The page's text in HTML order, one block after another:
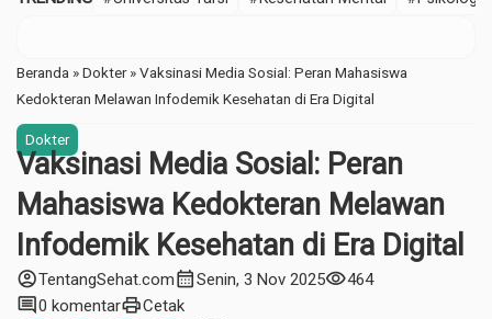
Beranda »Dokter»Vaksinasi Media Sosial: Peran Mahasiswa
Kedokteran Melawan Infodemik Kesehatan di Era Digital
Dokter
Vaksinasi Media Sosial: Peran
Mahasiswa Kedokteran Melawan
Infodemik Kesehatan di Era Digital
account_circleTentangSehat.comcalendar_monthSenin, 3 Nov 2025visibility464
comment0 komentarprintCetak